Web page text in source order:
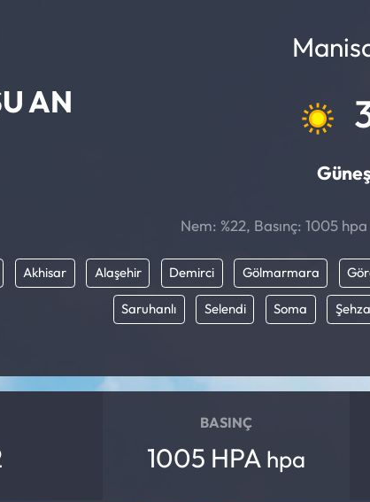
AN
Nem: %22, Basınç: 1005
Akhisar Alaşehir Demirci Gölmarmara
Saruhanlı Selendi Soma
BASINÇ
1005 HPA hpa